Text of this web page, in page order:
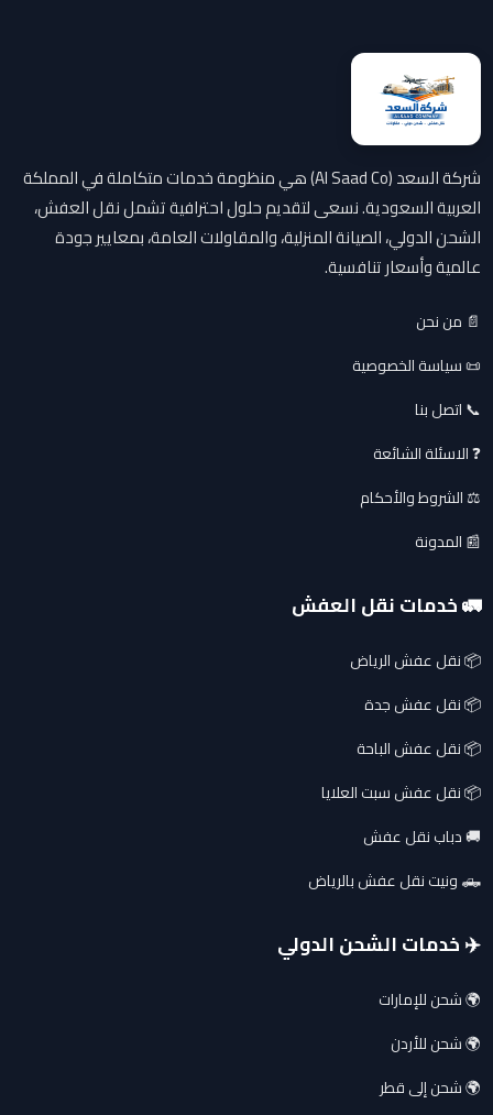
شركة السعد (Al Saad Co) هي منظومة خدمات متكاملة في المملكة
العربية السعودية. نسعى لتقديم حلول احترافية تشمل نقل العفش،
الشحن الدولي، الصيانة المنزلية، والمقاولات العامة، بمعايير جودة
عالمية وأسعار تنافسية.
📄 من نحن
📜 سياسة الخصوصية
📞 اتصل بنا
❓ الاسئلة الشائعة
⚖️ الشروط والأحكام
📰 المدونة
🚛 خدمات نقل العفش
📦 نقل عفش الرياض
📦 نقل عفش جدة
📦 نقل عفش الباحة
📦 نقل عفش سبت العلايا
🚚 دباب نقل عفش
🛻 ونيت نقل عفش بالرياض
✈️ خدمات الشحن الدولي
🌍 شحن للإمارات
🌍 شحن للأردن
🌍 شحن إلى قطر